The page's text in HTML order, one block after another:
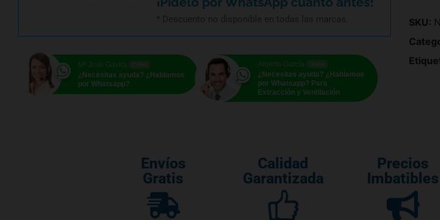
Mª José Gavira
¿Necesitas ayuda? ¿Hablamos
por Whatsapp?
Alberto García
¿Necesitas ayuda? ¿Hablamos
por Whatsapp? Para
Extracción y Ventilación
SKU:
Envíos
Gratis
Calidad
Garantizada
Precios
Imbatibles